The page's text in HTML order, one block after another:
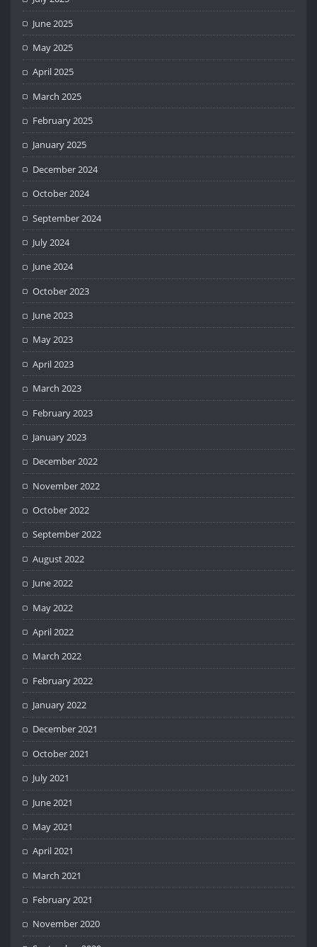
June 2025
May 2025
April 2025
March 2025
February 2025
January 2025
December 2024
October 2024
September 2024
July 2024
June 2024
October 2023
June 2023
May 2023
April 2023
March 2023
February 2023
January 2023
December 2022
November 2022
October 2022
September 2022
August 2022
June 2022
May 2022
April 2022
March 2022
February 2022
January 2022
December 2021
October 2021
July 2021
June 2021
May 2021
April 2021
March 2021
February 2021
November 2020